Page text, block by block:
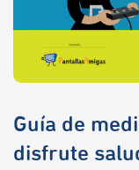
Guía de
disfrute